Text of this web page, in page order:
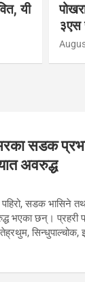
यी
३एस
सडक
अवरुद्ध
पहिरो, सडक भासिने
भएका छन्। प्रहरी
सिन्धुपाल्चोक,